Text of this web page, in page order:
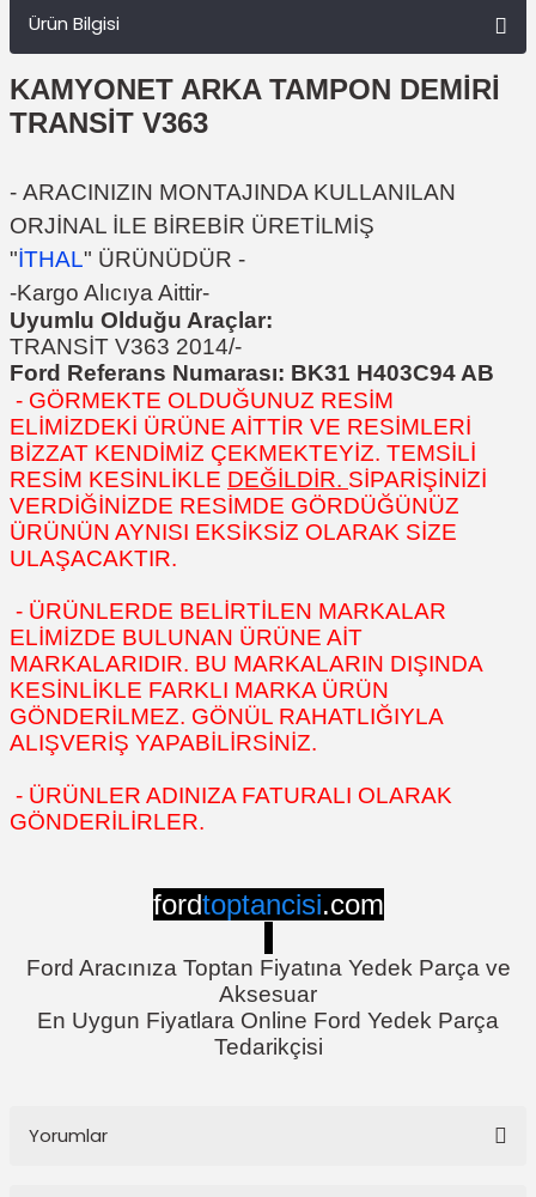
Ürün Bilgisi
KAMYONET ARKA TAMPON DEMİRİ
TRANSİT V363
- ARACINIZIN MONTAJINDA KULLANILAN
ORJİNAL İLE BİREBİR ÜRETİLMİŞ
"İTHAL" ÜRÜNÜDÜR -
-Kargo Alıcıya Aittir-
Uyumlu Olduğu Araçlar:
TRANSİT V363 2014/-
Ford Referans Numarası: BK31 H403C94 AB
- GÖRMEKTE OLDUĞUNUZ RESİM
ELİMİZDEKİ ÜRÜNE AİTTİR VE RESİMLERİ
BİZZAT KENDİMİZ ÇEKMEKTEYİZ. TEMSİLİ
RESİM KESİNLİKLE DEĞİLDİR. SİPARİŞİNİZİ
VERDİĞİNİZDE RESİMDE GÖRDÜĞÜNÜZ
ÜRÜNÜN AYNISI EKSİKSİZ OLARAK SİZE
ULAŞACAKTIR.
- ÜRÜNLERDE BELİRTİLEN MARKALAR
ELİMİZDE BULUNAN ÜRÜNE AİT
MARKALARIDIR. BU MARKALARIN DIŞINDA
KESİNLİKLE FARKLI MARKA ÜRÜN
GÖNDERİLMEZ. GÖNÜL RAHATLIĞIYLA
ALIŞVERİŞ YAPABİLİRSİNİZ.
- ÜRÜNLER ADINIZA FATURALI OLARAK
GÖNDERİLİRLER.
fordtoptancisi.com
Ford Aracınıza Toptan Fiyatına Yedek Parça ve
Aksesuar
En Uygun Fiyatlara Online Ford Yedek Parça
Tedarikçisi
Yorumlar